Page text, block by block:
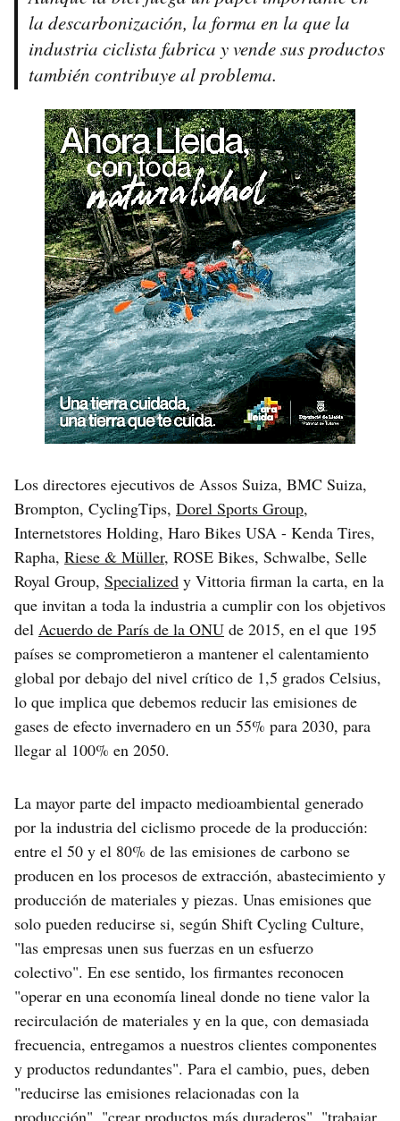
la descarbonización, la forma en la que la
industria ciclista fabrica y vende sus productos
también contribuye al problema.
Los directores ejecutivos de Assos Suiza, BMC Suiza,
Brompton, CyclingTips, Dorel Sports Group,
Internetstores Holding, Haro Bikes USA - Kenda Tires,
Rapha, Riese & Müller, ROSE Bikes, Schwalbe, Selle
Royal Group, Specialized y Vittoria firman la carta, en la
que invitan a toda la industria a cumplir con los objetivos
del Acuerdo de París de la ONU de 2015, en el que 195
países se comprometieron a mantener el calentamiento
global por debajo del nivel crítico de 1,5 grados Celsius,
lo que implica que debemos reducir las emisiones de
gases de efecto invernadero en un 55% para 2030, para
llegar al 100% en 2050.
La mayor parte del impacto medioambiental generado
por la industria del ciclismo procede de la producción:
entre el 50 y el 80% de las emisiones de carbono se
producen en los procesos de extracción, abastecimiento y
producción de materiales y piezas. Unas emisiones que
solo pueden reducirse si, según Shift Cycling Culture,
"las empresas unen sus fuerzas en un esfuerzo
colectivo". En ese sentido, los firmantes reconocen
"operar en una economía lineal donde no tiene valor la
recirculación de materiales y en la que, con demasiada
frecuencia, entregamos a nuestros clientes componentes
y productos redundantes". Para el cambio, pues, deben
"reducirse las emisiones relacionadas con la
producción", "crear productos más duraderos", "trabajar